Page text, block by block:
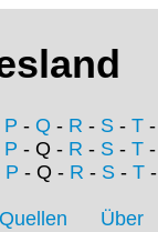
P - Q - R - S - T -
P - Q - R - S - T -
P - Q - R - S- T-
Quellen Über